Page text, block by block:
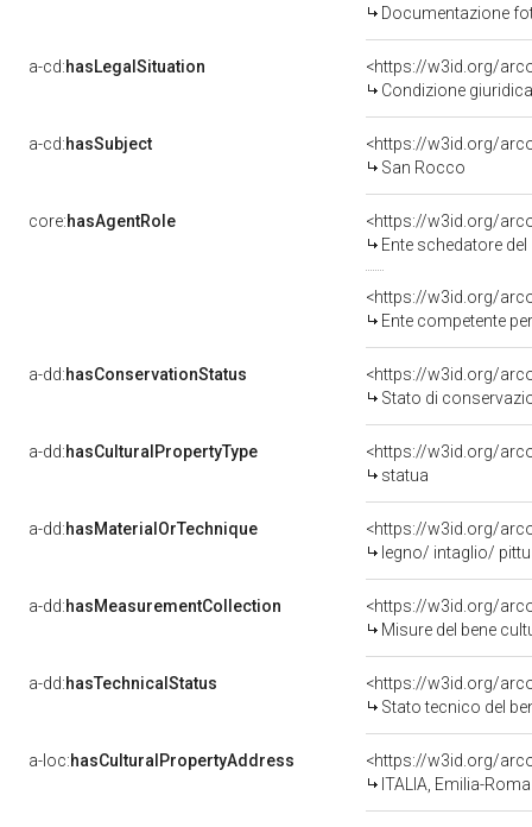
Documentazione
a-cd:hasLegalSituation
Condizione
a-cd:hasSubject
<https://w3id.org/
San Rocco
core:hasAgentRole
<https://w3id.org/
Ente schedatore del bene
<https://w3id.org/
Ente competente per
a-dd:hasConservationStatus
<https://w3id.org/
Stato di
a-dd:hasCulturalPropertyType
<https://w3id.org/
statua
a-dd:hasMaterialOrTechnique
<https://w3id.org/
legno/ intaglio/
a-dd:hasMeasurementCollection
<https://w3id.org/
Misure del bene
a-dd:hasTechnicalStatus
<https://w3id.org/
Stato tecnico del
a-loc:hasCulturalPropertyAddress
<https://w3id.org/
ITALIA, Emilia-